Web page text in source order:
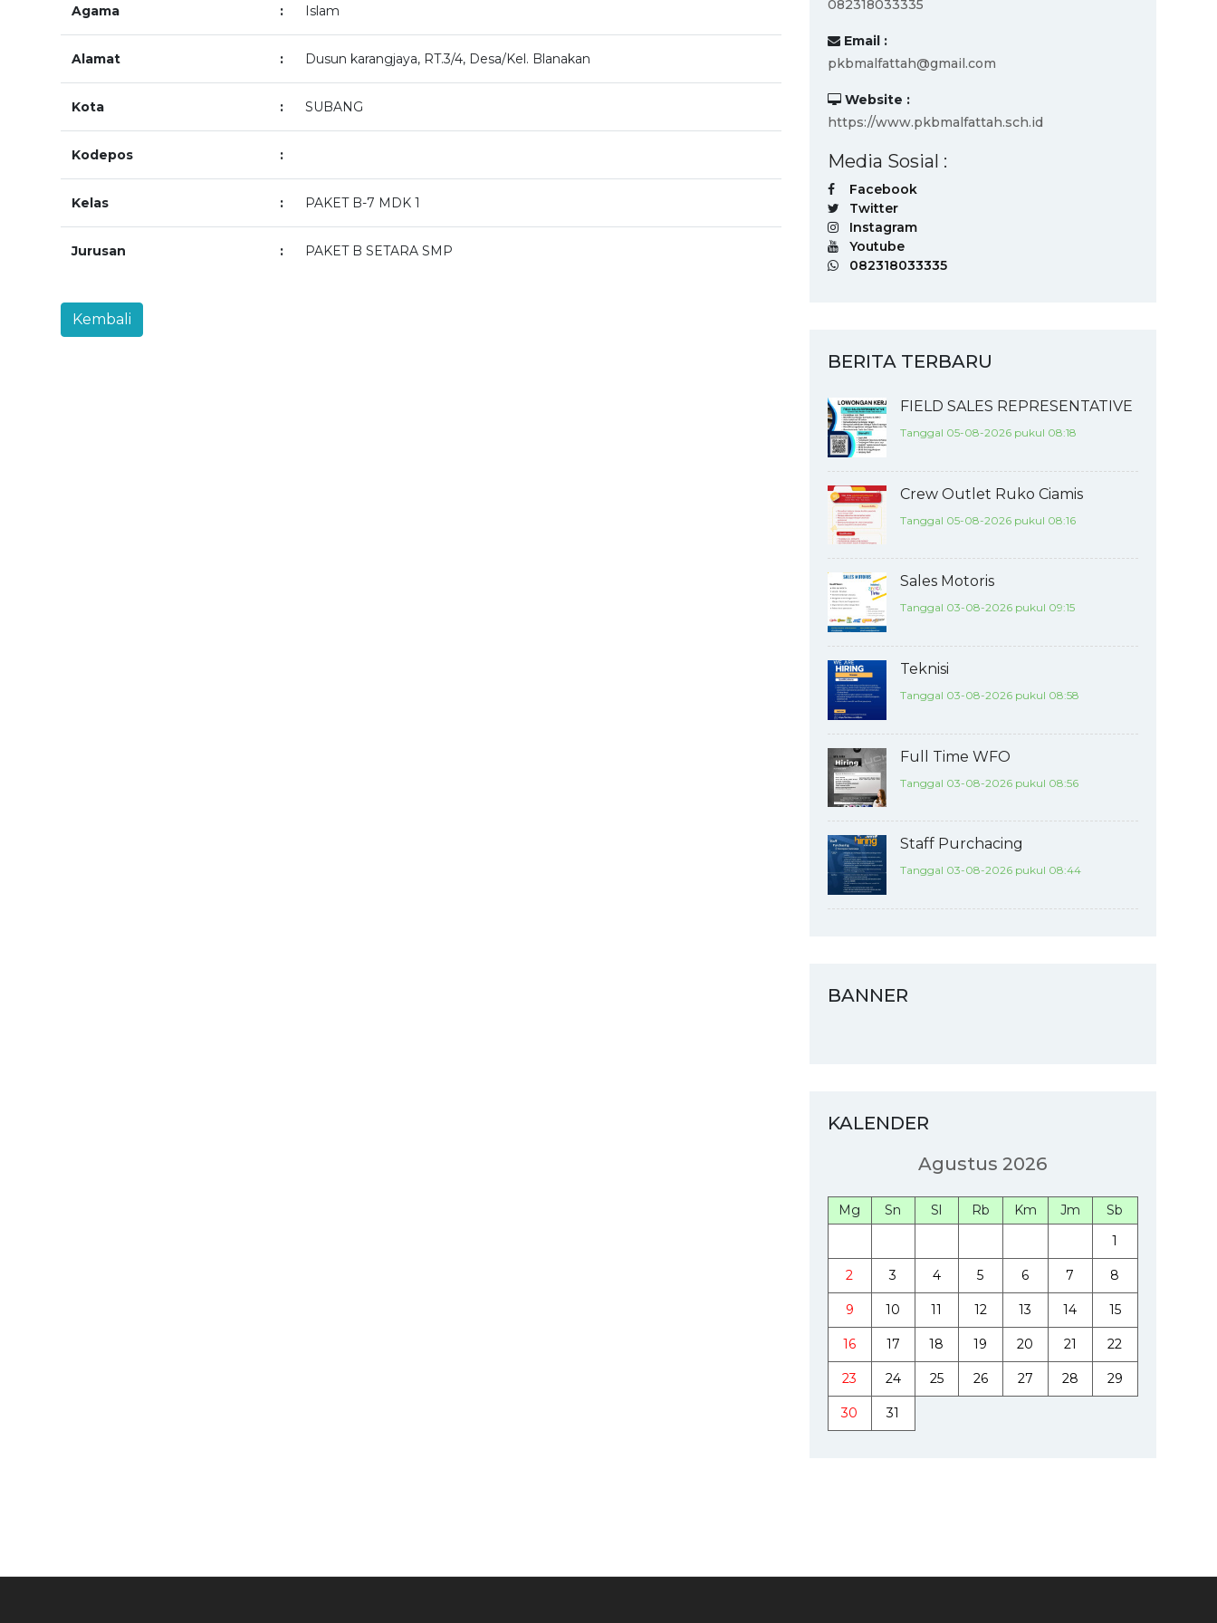
Agama : Islam
Alamat : Dusun karangjaya, RT.3/4, Desa/Kel. Blanakan
Kota : SUBANG
Kodepos :
Kelas : PAKET B-7 MDK 1
Jurusan : PAKET B SETARA SMP
082318033335
Email :
pkbmalfattah@gmail.com
Website :
https://www.pkbmalfattah.sch.id
Media Sosial :
Facebook
Twitter
Instagram
Youtube
082318033335
BERITA TERBARU
FIELD SALES REPRESENTATIVE
Tanggal 05-08-2026 pukul 08:18
Crew Outlet Ruko Ciamis
Tanggal 05-08-2026 pukul 08:16
Sales Motoris
Tanggal 03-08-2026 pukul 09:15
Teknisi
Tanggal 03-08-2026 pukul 08:58
Full Time WFO
Tanggal 03-08-2026 pukul 08:56
Staff Purchacing
Tanggal 03-08-2026 pukul 08:44
BANNER
KALENDER
Agustus 2026
Mg Sn Sl Rb Km Jm
Sb
1
2 3 4 5 6 7 8
9 10 11 12 13 14 15
16 17 18 19 20 21 22
23 24 25 26 27 28 29
30 31